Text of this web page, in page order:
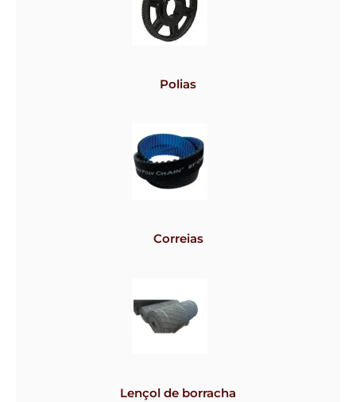
Polias
Correias
Lençol de borracha